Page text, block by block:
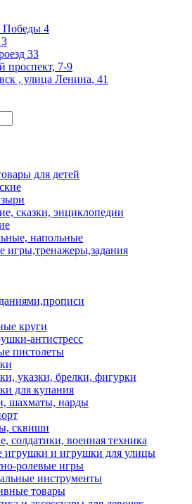
4
33
проспект, 7-9
, улица Ленина, 41
для детей
сказки, энциклопедии
напольные
игры,тренажеры,задания
круги
антистресс
пистолеты
указки, брелки, фигурки
для купания
шахматы, нарды
сквиши
солдатики, военная техника
игрушки и игрушки для улицы
ролевые игры
инструменты
товары